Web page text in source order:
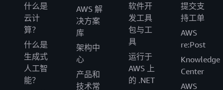
什么是
云计
算？
什么是
生成式
人工智
能？
AWS 解
决方案
库
架构中
心
产品和
技术常
软件开
发工具
包与工
具
运行于
AWS 上
的 .NET
提交支
持工单
AWS
re:Post
Knowledge
Center
AWS